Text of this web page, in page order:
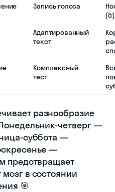
Запись голоса
Адаптированный
текст
Комплексный
тест
разнообразие
четверг —
суббота —
—
предотвращает
в состоянии
🎯